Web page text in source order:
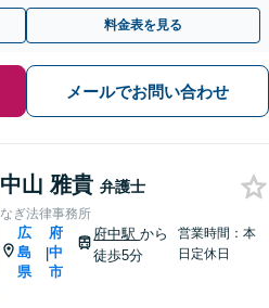
料金表を見る
メールでお問い合わせ
中山 雅貴 弁護士
なぎ法律事務所
広
島
県
|
府
中
市
府中駅から
徒歩5分
営業時間：本
日定休日